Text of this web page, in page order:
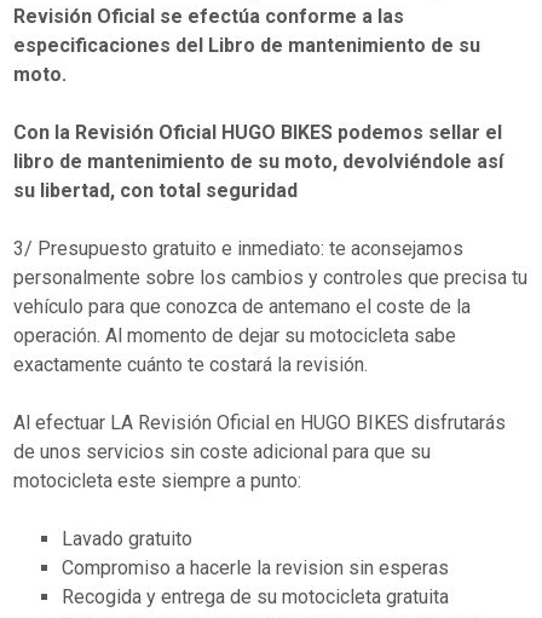
Revisión Oficial se efectúa conforme a las
especificaciones del Libro de mantenimiento de su
moto.
Con la Revisión Oficial HUGO BIKES podemos sellar el
libro de mantenimiento de su moto, devolviéndole así
su libertad, con total seguridad
3/ Presupuesto gratuito e inmediato: te aconsejamos
personalmente sobre los cambios y controles que precisa tu
vehículo para que conozca de antemano el coste de la
operación. Al momento de dejar su motocicleta sabe
exactamente cuánto te costará la revisión.
Al efectuar LA Revisión Oficial en HUGO BIKES disfrutarás
de unos servicios sin coste adicional para que su
motocicleta este siempre a punto:
Lavado gratuito
Compromiso a hacerle la revision sin esperas
Recogida y entrega de su motocicleta gratuita